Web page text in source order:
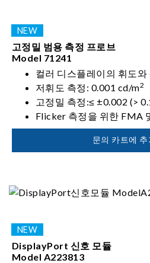
고정밀 범용 측정 프로브
Model 71241
컬러 디스플레이의 휘도와
저휘도 측정: 0.001 cd/m2
고정밀 측정:≤ ±0.002 (>
Flicker 측정을 위한 FMA
문의 카트에 추
DisplayPort 신호 모듈
Model A223813